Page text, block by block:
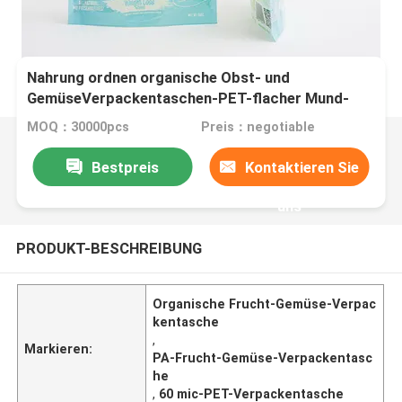
Nahrung ordnen organische Obst- und
GemüseVerpackentaschen-PET-flacher Mund-
Verpackentasche
MOQ：30000pcs Preis：negotiable
Bestpreis Kontaktieren Sie
uns
PRODUKT-BESCHREIBUNG
Markieren:
Organische Frucht-Gemüse-Verpac
kentasche
,
PA-Frucht-Gemüse-Verpackentasc
he
, 60 mic-PET-Verpackentasche